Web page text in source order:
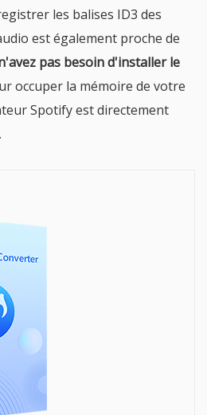
les balises ID3 des
est également proche de
pas besoin d'installer le
occuper la mémoire de votre
Spotify est directement